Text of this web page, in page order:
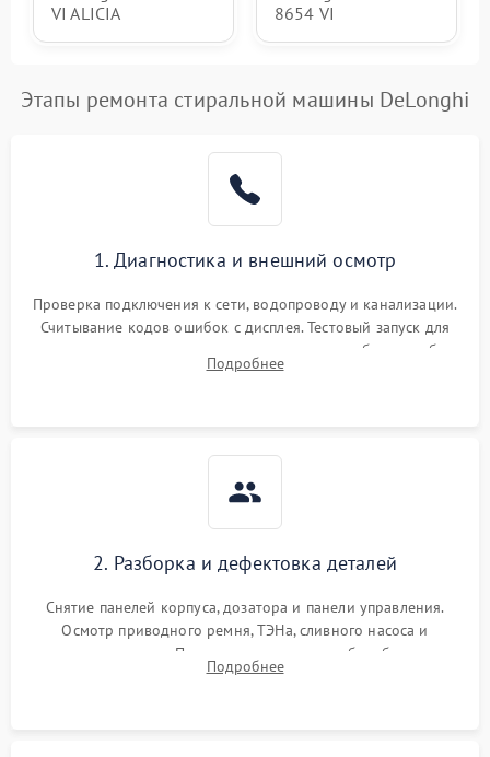
VI ALICIA
8654 VI
Этапы ремонта стиральной машины DeLonghi
1. Диагностика и внешний осмотр
Проверка подключения к сети, водопроводу и канализации.
Считывание кодов ошибок с дисплея. Тестовый запуск для
выявления посторонних шумов, протечек или сбоев в работе
электронного модуля управления.
Подробнее
2. Разборка и дефектовка деталей
Снятие панелей корпуса, дозатора и панели управления.
Осмотр приводного ремня, ТЭНа, сливного насоса и
амортизаторов. Проверка подшипников барабана и
крестовины на износ, а манжеты люка на разрывы.
Подробнее